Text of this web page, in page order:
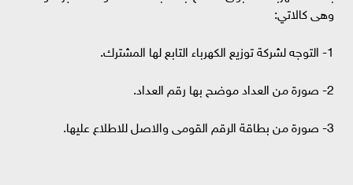
وهى كالاتي:
1- التوجه لشركة توزيع الكهرباء التابع لها المشترك.
2- صورة من العداد موضح بها رقم العداد.
3- صورة من بطاقة الرقم القومى والاصل للاطلاع عليها.